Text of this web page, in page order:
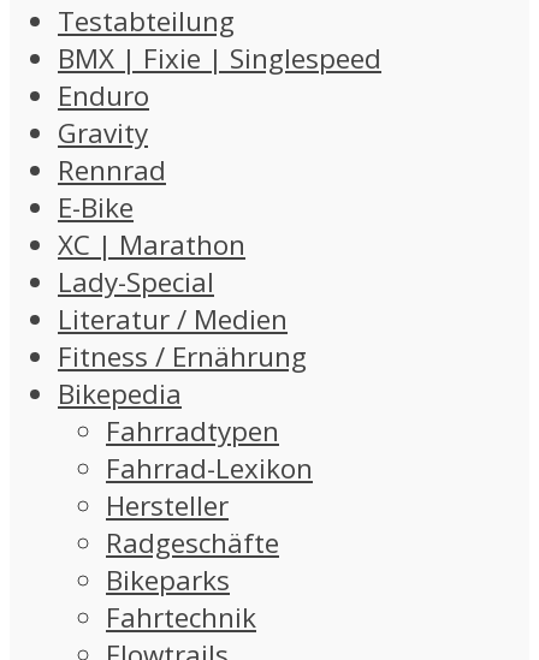
Testabteilung
BMX | Fixie | Singlespeed
Enduro
Gravity
Rennrad
E-Bike
XC | Marathon
Lady-Special
Literatur / Medien
Fitness / Ernährung
Bikepedia
Fahrradtypen
Fahrrad-Lexikon
Hersteller
Radgeschäfte
Bikeparks
Fahrtechnik